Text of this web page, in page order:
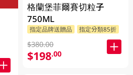
格蘭堡菲爾賽切粒子
750ML
指定品牌送贈品 指定分類85折
$380.00
$198.00